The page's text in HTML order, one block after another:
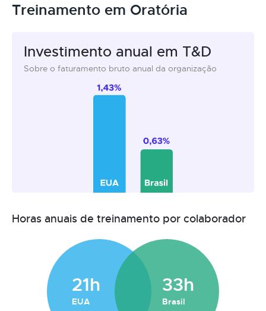
Treinamento em Oratória
Investimento anual em T&D
Sobre o faturamento bruto anual da organização
Horas anuais de treinamento por colaborador
21h
EUA
33h
Brasil